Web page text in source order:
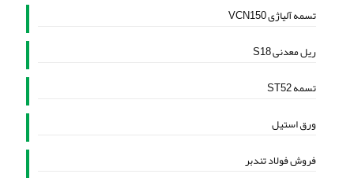
تسمه آلیاژی VCN150
ریل معدنی S18
تسمه ST52
ورق استیل
فروش فولاد تندبر